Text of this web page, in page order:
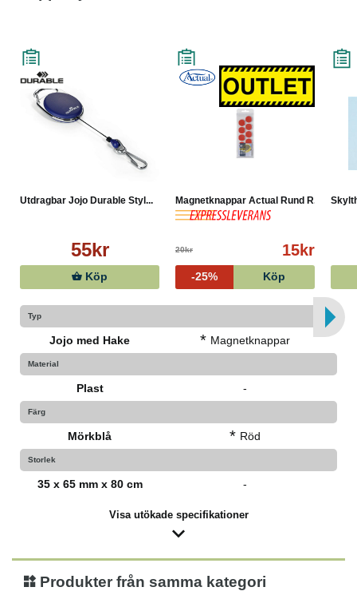
Utdragbar Jojo Durable Styl...
55kr
Köp
Magnetknappar Actual Rund R...
20kr 15kr
-25% Köp
Typ
Jojo med Hake * Magnetknappar
Material
Plast -
Färg
Mörkblå * Röd
Storlek
35 x 65 mm x 80 cm -
Visa utökade specifikationer
Produkter från samma kategori